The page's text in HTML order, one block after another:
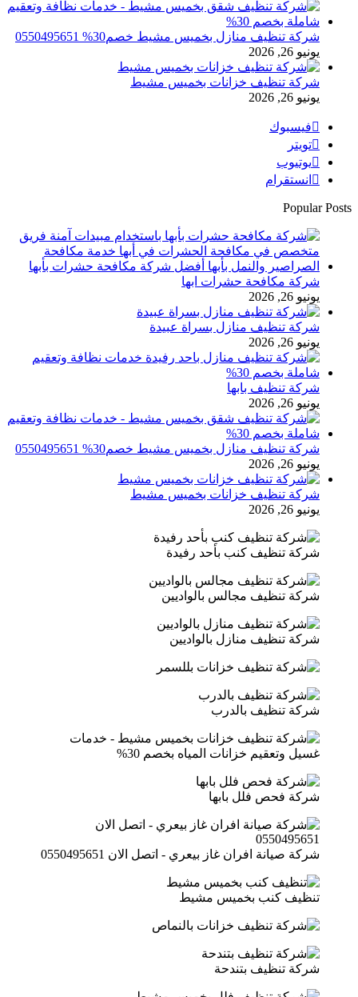
شركة تنظيف منازل بخميس مشيط خصم30% 0550495651
يونيو 26, 2026
شركة تنظيف خزانات بخميس مشيط
يونيو 26, 2026
فيسبوك
تويتر
يوتيوب
انستقرام
Popular Posts
شركة مكافحة حشرات ابها
يونيو 26, 2026
شركة تنظيف منازل بسراة عبيدة
يونيو 26, 2026
شركة تنظيف بابها
يونيو 26, 2026
شركة تنظيف منازل بخميس مشيط خصم30% 0550495651
يونيو 26, 2026
شركة تنظيف خزانات بخميس مشيط
يونيو 26, 2026
شركة تنظيف كنب بأحد رفيدة
شركة تنظيف مجالس بالواديين
شركة تنظيف منازل بالواديين
شركة تنظيف بالدرب
شركة فحص فلل بابها
شركة صيانة افران غاز بيعري - اتصل الان 0550495651
تنظيف كنب بخميس مشيط
شركة تنظيف بتندحة